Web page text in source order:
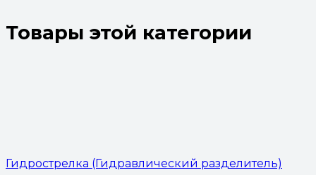
Товары этой категории
Гидрострелка (Гидравлический разделитель)